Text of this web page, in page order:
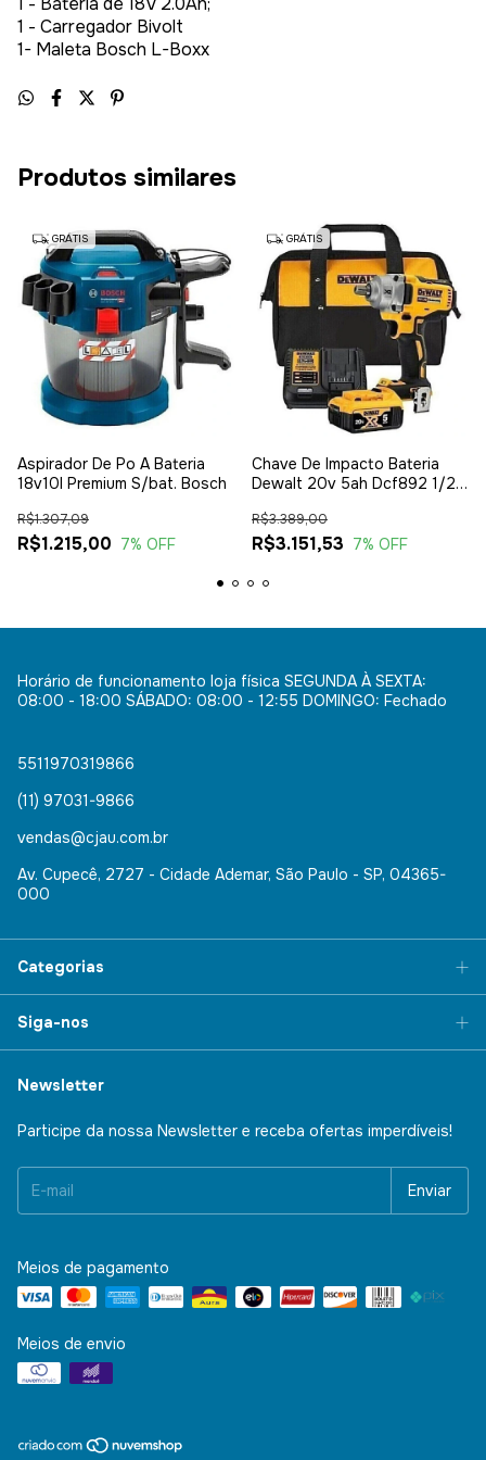
1 - Carregador Bivolt
1- Maleta Bosch L-Boxx
Produtos similares
GRÁTIS
Aspirador De Po A Bateria
18v10l Premium S/bat. Bosch
R$1.215,00
R$1.307,09
7% OFF
GRÁTIS
Chave De Impacto Bateria
Dewalt 20v 5ah Dcf892 1/2
R$3.151,53
R$3.389,00
7% OFF
Horário de funcionamento loja física SEGUNDA À SEXTA:
08:00 - 18:00 SÁBADO: 08:00 - 12:55 DOMINGO: Fechado
5511970319866
(11) 97031-9866
vendas@cjau.com.br
Av. Cupecê, 2727 - Cidade Ademar, São Paulo - SP, 04365-
000
Categorias
Siga-nos
Newsletter
Participe da nossa Newsletter e receba ofertas imperdíveis!
Meios de pagamento
Meios de envio